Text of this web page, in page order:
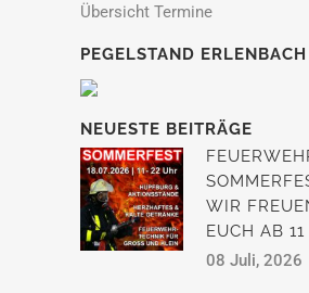
Übersicht Termine
PEGELSTAND ERLENBACH
NEUESTE BEITRÄGE
WIR
EUCH AB
08 Juli, 2026